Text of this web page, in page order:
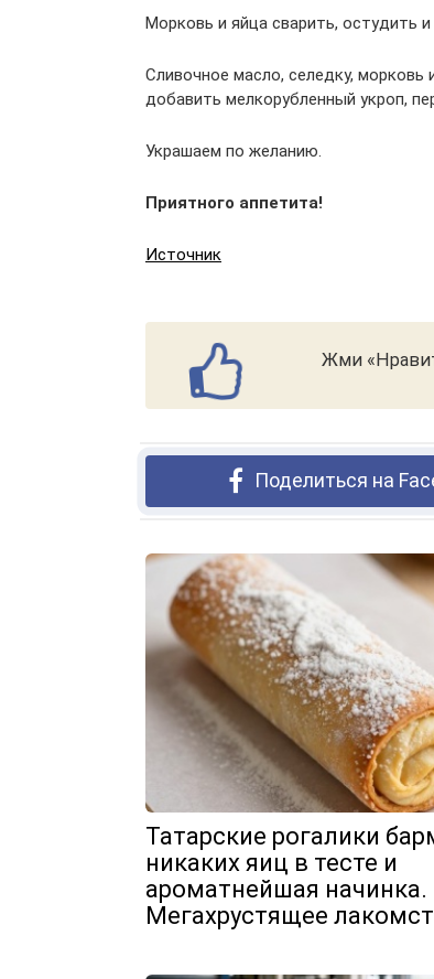
Морковь и яйца сварить, остудить и
Сливочное масло, селедку,
добавить мелкорубленный укроп,
Украшаем по желанию.
Приятного аппетита!
Источник
Жми
Поделиться на
Татарские рогалики
никаких яиц в тесте и
ароматнейшая начинка.
Мегахрустящее